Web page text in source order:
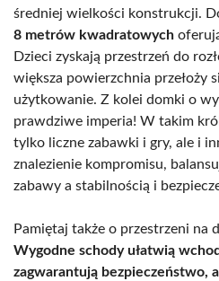
średniej wielkości konstrukcji.
8 metrów kwadratowych
Dzieci zyskają przestrzeń do
większa powierzchnia przełoży
użytkowanie. Z kolei domki o
prawdziwe imperia! W takim
tylko liczne zabawki i gry, ale i
znalezienie kompromisu,
zabawy a stabilnością i
Pamiętaj także o przestrzeni na
Wygodne schody ułatwią
zagwarantują bezpieczeństwo,